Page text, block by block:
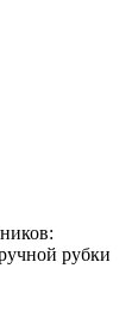
рубки